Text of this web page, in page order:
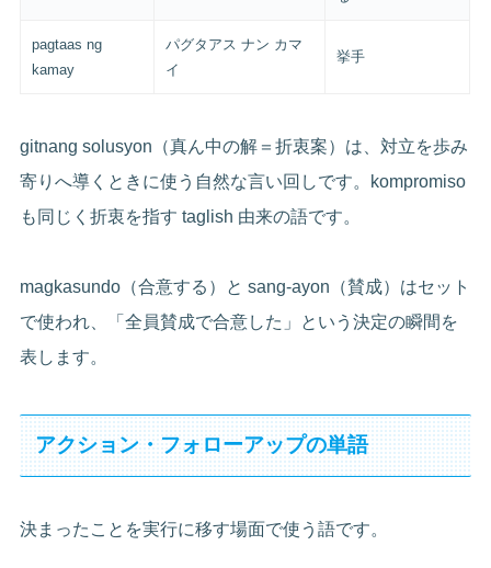
pagtaas ng
kamay
パグタアス ナン カマ
イ
挙手
gitnang solusyon（真ん中の解＝折衷案）は、対立を歩み
寄りへ導くときに使う自然な言い回しです。kompromiso
も同じく折衷を指す taglish 由来の語です。
magkasundo（合意する）と sang-ayon（賛成）はセット
で使われ、「全員賛成で合意した」という決定の瞬間を
表します。
アクション・フォローアップの単語
決まったことを実行に移す場面で使う語です。